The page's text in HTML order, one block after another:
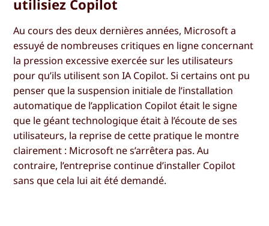
utilisiez Copilot
Au cours des deux dernières années, Microsoft a
essuyé de nombreuses critiques en ligne concernant
la pression excessive exercée sur les utilisateurs
pour qu’ils utilisent son IA Copilot. Si certains ont pu
penser que la suspension initiale de l’installation
automatique de l’application Copilot était le signe
que le géant technologique était à l’écoute de ses
utilisateurs, la reprise de cette pratique le montre
clairement : Microsoft ne s’arrêtera pas. Au
contraire, l’entreprise continue d’installer Copilot
sans que cela lui ait été demandé.